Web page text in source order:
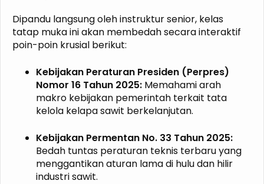
Dipandu langsung oleh instruktur senior, kelas
tatap muka ini akan membedah secara interaktif
poin-poin krusial berikut:
Kebijakan Peraturan Presiden (Perpres)
Nomor 16 Tahun 2025: Memahami arah
makro kebijakan pemerintah terkait tata
kelola kelapa sawit berkelanjutan.
Kebijakan Permentan No. 33 Tahun 2025:
Bedah tuntas peraturan teknis terbaru yang
menggantikan aturan lama di hulu dan hilir
industri sawit.